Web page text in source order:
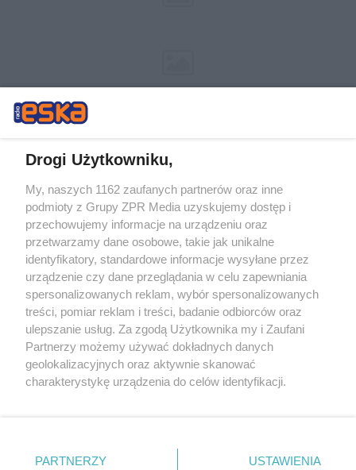
Żaden utwór zamieszczony w serwisie nie może być powielany i
rozpowszechniany lub dalej rozpowszechniany w jakikolwiek sposób (w
tym także elektroniczny lub mechaniczny) na jakimkolwiek polu
eksploatacji w jakiejkolwiek formie, włącznie z umieszczaniem w
Internecie bez pisemnej zgody właściciela praw. Jakiekolwiek użycie lub
wykorzystanie utworów w całości lub w części z naruszeniem prawa,
tzn. bez właściwej zgody, jest zabronione pod groźbą kary i może być
ścigane prawnie.
Drogi Użytkowniku,
My, naszych 1162 zaufanych partnerów oraz inne
podmioty z Grupy ZPR Media uzyskujemy dostęp i
przechowujemy informacje na urządzeniu oraz
przetwarzamy dane osobowe, takie jak unikalne
identyfikatory, standardowe informacje wysyłane przez
urządzenie czy dane przeglądania w celu zapewniania
spersonalizowanych reklam, wybór spersonalizowanych
treści, pomiar reklam i treści, badanie odbiorców oraz
ulepszanie usług. Za zgodą Użytkownika my i Zaufani
Partnerzy możemy używać dokładnych danych
geolokalizacyjnych oraz aktywnie skanować
charakterystykę urządzenia do celów identyfikacji.
zmienić/wycofać klikając przycisk ustawień prywatności
PARTNERZY USTAWIENIA